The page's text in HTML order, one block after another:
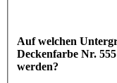
Auf welchen
Deckenfarbe Nr.
werden?